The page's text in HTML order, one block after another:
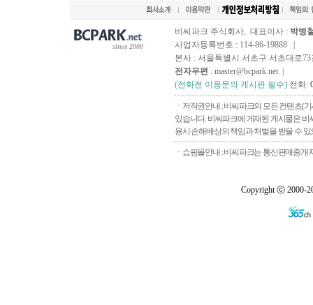
since 2000
비씨파크 주식회사, 대표이사 : 박병
사업자등록번호 : 114-86-19888 |
본사 : 서울특별시 서초구 서초대로73
전자우편 : master@bcpark.net |
(전화전 이용문의 게시판 필수) 전화:
ㆍ저작권안내 : 비씨파크의 모든 컨텐츠(
있습니다. 비씨파크에 게재된 게시물은
용시 손해배상의 책임과 처벌을 받을 수
ㆍ쇼핑몰안내 : 비씨파크는 통신판매중개
Copyright ⓒ 2000-